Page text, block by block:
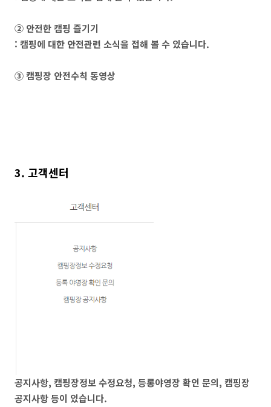
② 안전한 캠핑 즐기기
: 캠핑에 대한 안전관련 소식을 접해 볼 수 있습니다.
③ 캠핑장 안전수칙 동영상
3. 고객센터
공지사항, 캠핑장정보 수정요청, 등롱야영장 확인 문의, 캠핑장
공지사항 등이 있습니다.